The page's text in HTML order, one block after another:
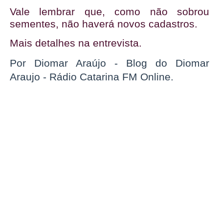
Vale lembrar que, como não sobrou
sementes, não haverá novos cadastros.
Mais detalhes na entrevista.
Por Diomar Araújo - Blog do Diomar
Araujo - Rádio Catarina FM Online.